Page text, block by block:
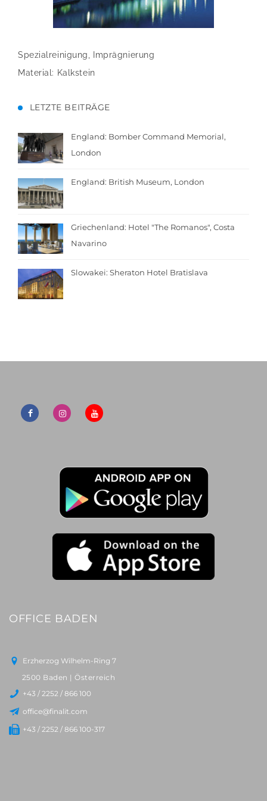
Spezialreinigung, Imprägnierung
Material: Kalkstein
LETZTE BEITRÄGE
England: Bomber Command Memorial,
London
England: British Museum, London
Griechenland: Hotel "The Romanos", Costa
Navarino
Slowakei: Sheraton Hotel Bratislava
OFFICE BADEN
Erzherzog Wilhelm-Ring 7
2500 Baden | Österreich
+43 / 2252 / 866 100
office@finalit.com
+43 / 2252 / 866 100-317